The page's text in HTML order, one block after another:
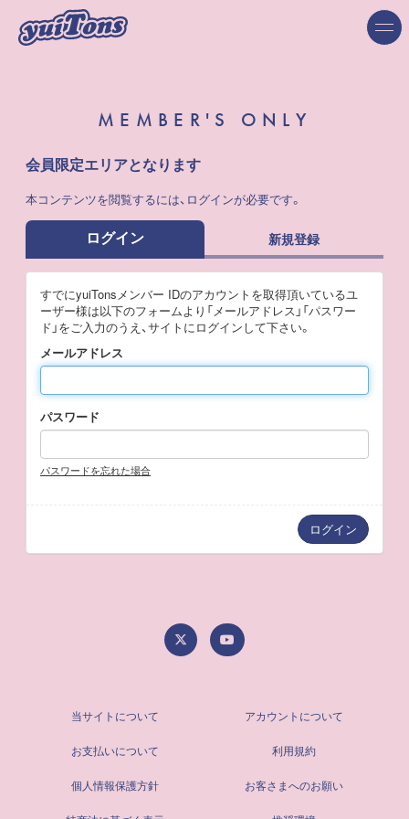
MEMBER'S ONLY
会員限定エリアとなります
本コンテンツを閲覧するには、ログインが必要です。
ログイン 新規登録
すでにyuiTonsメンバー IDのアカウントを取得頂いているユ
ーザー様は以下のフォームより「メールアドレス」「パスワー
ド」をご入力のうえ、サイトにログインして下さい。
メールアドレス
パスワード
パスワードを忘れた場合
当サイトについて アカウントについて
お支払いについて 利用規約
個人情報保護方針 お客さまへのお願い